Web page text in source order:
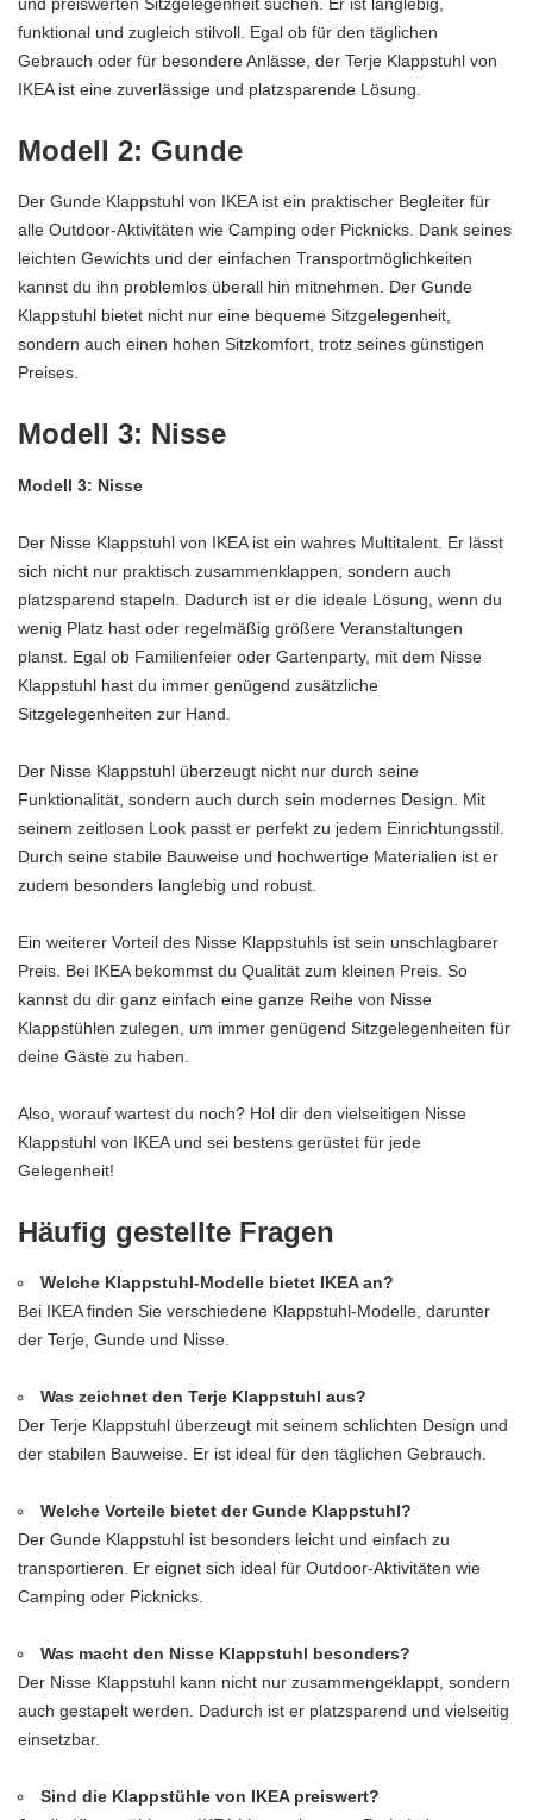
funktional und zugleich stilvoll. Egal ob für den täglichen
Gebrauch oder für besondere Anlässe, der Terje Klappstuhl von
IKEA ist eine zuverlässige und platzsparende Lösung.
Modell 2: Gunde
Der Gunde Klappstuhl von IKEA ist ein praktischer Begleiter für
alle Outdoor-Aktivitäten wie Camping oder Picknicks. Dank seines
leichten Gewichts und der einfachen Transportmöglichkeiten
kannst du ihn problemlos überall hin mitnehmen. Der Gunde
Klappstuhl bietet nicht nur eine bequeme Sitzgelegenheit,
sondern auch einen hohen Sitzkomfort, trotz seines günstigen
Preises.
Modell 3: Nisse
Modell 3: Nisse
Der Nisse Klappstuhl von IKEA ist ein wahres Multitalent. Er lässt
sich nicht nur praktisch zusammenklappen, sondern auch
platzsparend stapeln. Dadurch ist er die ideale Lösung, wenn du
wenig Platz hast oder regelmäßig größere Veranstaltungen
planst. Egal ob Familienfeier oder Gartenparty, mit dem Nisse
Klappstuhl hast du immer genügend zusätzliche
Sitzgelegenheiten zur Hand.
Der Nisse Klappstuhl überzeugt nicht nur durch seine
Funktionalität, sondern auch durch sein modernes Design. Mit
seinem zeitlosen Look passt er perfekt zu jedem Einrichtungsstil.
Durch seine stabile Bauweise und hochwertige Materialien ist er
zudem besonders langlebig und robust.
Ein weiterer Vorteil des Nisse Klappstuhls ist sein unschlagbarer
Preis. Bei IKEA bekommst du Qualität zum kleinen Preis. So
kannst du dir ganz einfach eine ganze Reihe von Nisse
Klappstühlen zulegen, um immer genügend Sitzgelegenheiten für
deine Gäste zu haben.
Also, worauf wartest du noch? Hol dir den vielseitigen Nisse
Klappstuhl von IKEA und sei bestens gerüstet für jede
Gelegenheit!
Häufig gestellte Fragen
Welche Klappstuhl-Modelle bietet IKEA an?
Bei IKEA finden Sie verschiedene Klappstuhl-Modelle, darunter
der Terje, Gunde und Nisse.
Was zeichnet den Terje Klappstuhl aus?
Der Terje Klappstuhl überzeugt mit seinem schlichten Design und
der stabilen Bauweise. Er ist ideal für den täglichen Gebrauch.
Welche Vorteile bietet der Gunde Klappstuhl?
Der Gunde Klappstuhl ist besonders leicht und einfach zu
transportieren. Er eignet sich ideal für Outdoor-Aktivitäten wie
Camping oder Picknicks.
Was macht den Nisse Klappstuhl besonders?
Der Nisse Klappstuhl kann nicht nur zusammengeklappt, sondern
auch gestapelt werden. Dadurch ist er platzsparend und vielseitig
einsetzbar.
Sind die Klappstühle von IKEA preiswert?